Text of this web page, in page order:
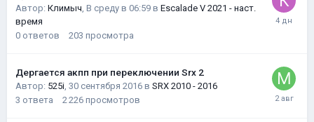
Автор: Климыч, В среду в 06:59 в Escalade V 2021 - наст.
время
0 ответов 203 просмотра
Дергается акпп при переключении Srx 2
Автор: 525i, 30 сентября 2016 в SRX 2010 - 2016
3 ответа 2 226 просмотров